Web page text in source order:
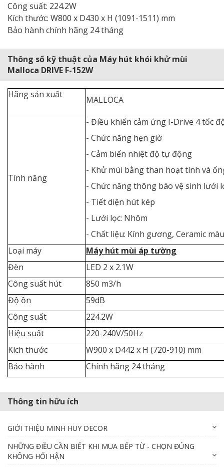
Công suất: 224.2W
Kích thước: W800 x D430 x H (1091-1511) mm
Bảo hành chính hãng 24 tháng
Thông số kỹ thuật của Máy hút khói khử mùi
Malloca DRIVE F-152W
Hãng sản xuất MALLOCA
Tính năng
- Điều khiển cảm ứng I-Drive 4 tốc
- Chức năng hẹn giờ
- Cảm biến nhiệt độ tự động
- Khử mùi bằng than hoạt tính và
- Chức năng thông báo vệ sinh lưới
- Tiết diện hút kép
- Lưới lọc: Nhôm
- Chất liệu: Kính gương, Ceramic
Loại máy
Máy hút mùi áp tường
Đèn
LED 2 x 2.1W
Công suất hút
850 m3/h
Độ ồn
59dB
Công suất
224.2W
Hiệu suất
220-240V/50Hz
Kích thước
W900 x D442 x H (720-910) mm
Bảo hành
Chính hãng 24 tháng
Thông tin hữu ích
GIỚI THIỆU MINH HUY DECOR
NHỮNG ĐIỀU CẦN BIẾT KHI MUA BẾP TỪ - CHỌN ĐÚNG
KHÔNG HỐI HẬN